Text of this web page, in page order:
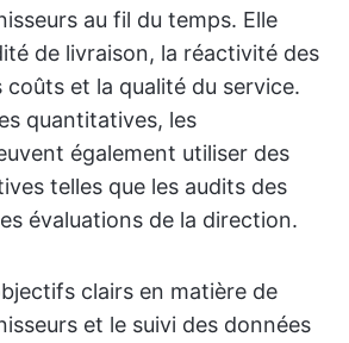
au fil du temps. Elle
de livraison, la réactivité des
coûts et la qualité du service.
quantitatives, les
également utiliser des
telles que les audits des
évaluations de la direction.
clairs en matière de
et le suivi des données